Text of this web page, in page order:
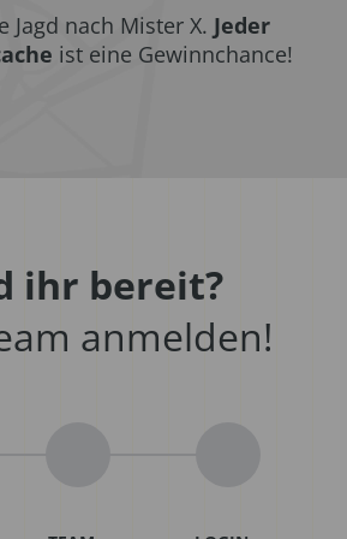
Jagd nach Mister X. Jeder
ist eine Gewinnchance!
ihr bereit?
anmelden!